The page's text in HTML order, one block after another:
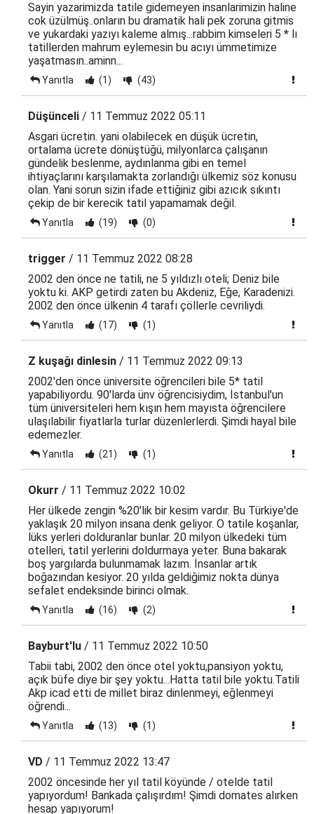
Sayin yazarimizda tatile gidemeyen insanlarimizin haline
cok üzülmüş..onların bu dramatik hali pek zoruna gitmis
ve yukardaki yazıyı kaleme almış...rabbim kimseleri 5 * lı
tatillerden mahrum eylemesin bu acıyı ümmetimize
yaşatmasın..aminn...
Yanıtla (1) (43)
Düşünceli / 11 Temmuz 2022 05:11
Asgari ücretin. yani olabilecek en düşük ücretin,
ortalama ücrete dönüştüğü, milyonlarca çalışanın
gündelik beslenme, aydınlanma gibi en temel
ihtiyaçlarını karşılamakta zorlandığı ülkemiz söz konusu
olan. Yani sorun sizin ifade ettiğiniz gibi azıcık sıkıntı
çekip de bir kerecik tatil yapamamak değil.
Yanıtla (19) (0)
trigger / 11 Temmuz 2022 08:28
2002 den önce ne tatili, ne 5 yıldızlı oteli; Deniz bile
yoktu ki. AKP getirdi zaten bu Akdeniz, Eğe, Karadenizi.
2002 den önce ülkenin 4 tarafı çöllerle cevriliydi.
Yanıtla (17) (1)
Z kuşağı dinlesin / 11 Temmuz 2022 09:13
2002'den önce üniversite öğrencileri bile 5* tatil
yapabiliyordu. 90'larda ünv öğrencisiydim, İstanbul'un
tüm üniversiteleri hem kışın hem mayısta öğrencilere
ulaşılabilir fiyatlarla turlar düzenlerlerdi. Şimdi hayal bile
edemezler.
Yanıtla (21) (1)
Okurr / 11 Temmuz 2022 10:02
Her ülkede zengin %20'lik bir kesim vardır. Bu Türkiye'de
yaklaşık 20 milyon insana denk geliyor. O tatile koşanlar,
lüks yerleri dolduranlar bunlar. 20 milyon ülkedeki tüm
otelleri, tatil yerlerini doldurmaya yeter. Buna bakarak
boş yargılarda bulunmamak lazım. İnsanlar artık
boğazından kesiyor. 20 yılda geldiğimiz nokta dünya
sefalet endeksinde birinci olmak.
Yanıtla (16) (2)
Bayburt'lu / 11 Temmuz 2022 10:50
Tabii tabi, 2002 den önce otel yoktu,pansiyon yoktu,
açık büfe diye bir şey yoktu...Hatta tatil bile yoktu.Tatili
Akp icad etti de millet biraz dinlenmeyi, eğlenmeyi
öğrendi...
Yanıtla (13) (1)
VD / 11 Temmuz 2022 13:47
2002 öncesinde her yıl tatil köyünde / otelde tatil
yapıyordum! Bankada çalışırdım! Şimdi domates alırken
hesap yapıyorum!